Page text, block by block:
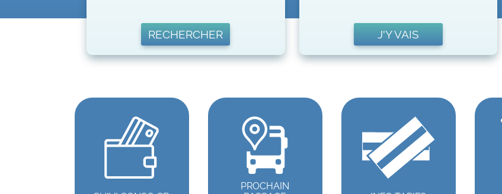
RECHERCHER J'Y VAIS
PROCHAIN